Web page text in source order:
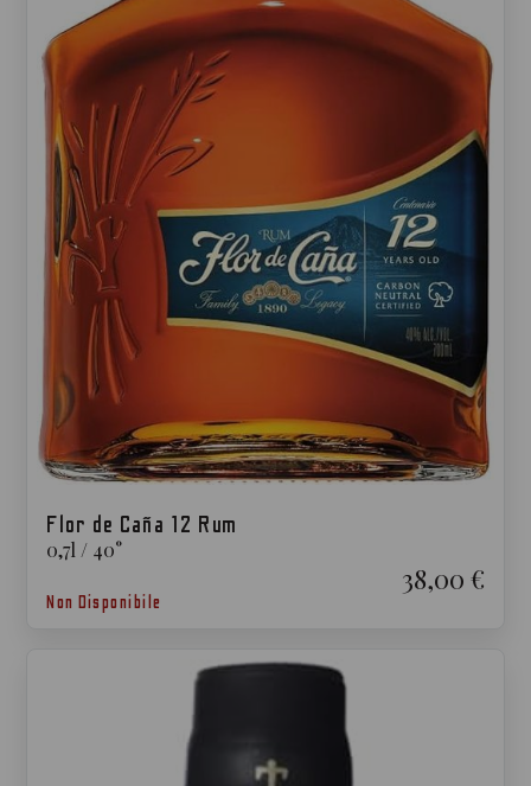
Flor de Caña 12 Rum
0,7l / 40°
38,00 €
Non Disponibile